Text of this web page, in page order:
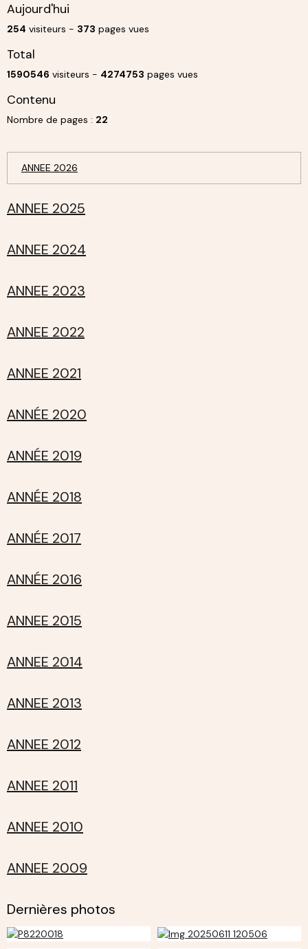
Aujourd'hui
254 visiteurs - 373 pages vues
Total
1590546 visiteurs - 4274753 pages vues
Contenu
Nombre de pages : 22
ANNEE 2026
ANNEE 2025
ANNEE 2024
ANNEE 2023
ANNEE 2022
ANNEE 2021
ANNÉE 2020
ANNÉE 2019
ANNÉE 2018
ANNÉE 2017
ANNÉE 2016
ANNEE 2015
ANNEE 2014
ANNEE 2013
ANNEE 2012
ANNEE 2011
ANNEE 2010
ANNEE 2009
Dernières photos